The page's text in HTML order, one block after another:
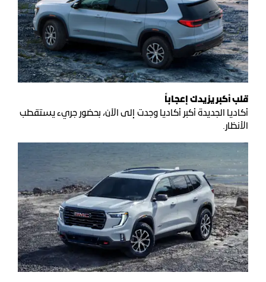
قلب أكبر يزيدك إعجاباً
أكاديا الجديدة أكبر أكاديا وجدت إلى الآن، بحضور جريء يستقطب
الأنظار.